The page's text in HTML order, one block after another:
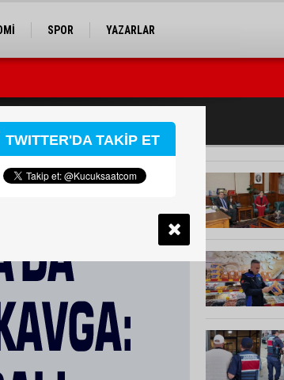
SPOR YAZARLAR
Adana dahil 30 ilde
TWITTER'DA TAKİP ET